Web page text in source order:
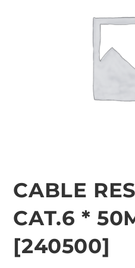
CABLE
CAT.6 *
[240500]